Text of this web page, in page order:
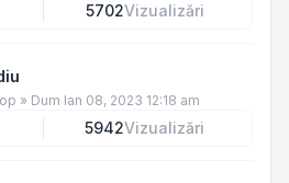
5702Vizualizări
» Dum Ian 08, 2023 12:18 am
5942Vizualizări